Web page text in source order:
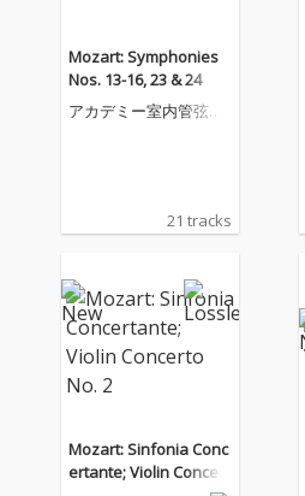
Mozart: Symphonies
Nos. 13-16, 23 & 24
アカデミー室内管弦楽
21 tracks
Mozart: Sinfonia Conc
ertante; Violin Concert